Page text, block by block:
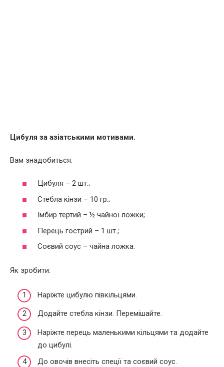
Цибуля за азіатськими мотивами.
Вам знадобиться:
Цибуля – 2 шт.;
Стебла кінзи – 10 гр.;
Імбир тертий – ½ чайної ложки;
Перець гострий – 1 шт.;
Соєвий соус – чайна ложка.
Як зробити:
Наріжте цибулю півкільцями.
Додайте стебла кінзи. Перемішайте.
Наріжте перець маленькими кільцями та додайте
до цибулі.
До овочів внесіть спеції та соєвий соус.